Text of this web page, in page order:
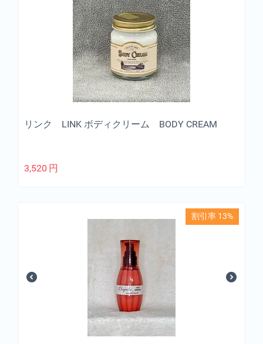
リンク LINK ボディクリーム BODY CREAM
3,520 円
割引率 13%